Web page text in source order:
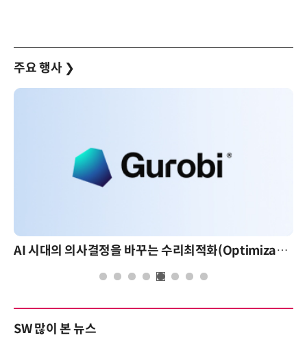
주요 행사 ❯
AI 시대의 의사결정을 바꾸는 수리최적화(Optimization): 실제 산업 적용 사례와 활용 전략
SW 많이 본 뉴스